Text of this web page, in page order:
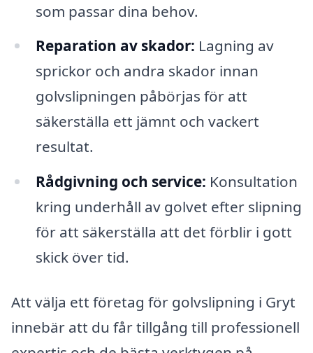
som passar dina behov.
Reparation av skador: Lagning av
sprickor och andra skador innan
golvslipningen påbörjas för att
säkerställa ett jämnt och vackert
resultat.
Rådgivning och service: Konsultation
kring underhåll av golvet efter slipning
för att säkerställa att det förblir i gott
skick över tid.
Att välja ett företag för golvslipning i Gryt
innebär att du får tillgång till professionell